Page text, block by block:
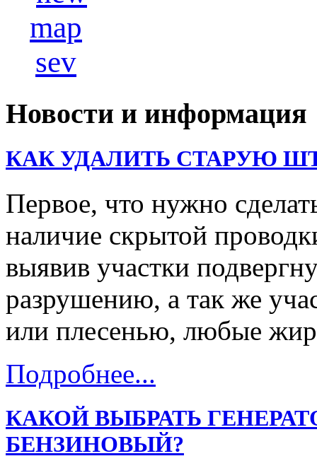
Новости и информация
КАК УДАЛИТЬ СТАРУЮ
Первое, что нужно
наличие скрытой
выявив участки
разрушению, а так же
или плесенью, любые
Подробнее...
КАКОЙ ВЫБРАТЬ
БЕНЗИНОВЫЙ?